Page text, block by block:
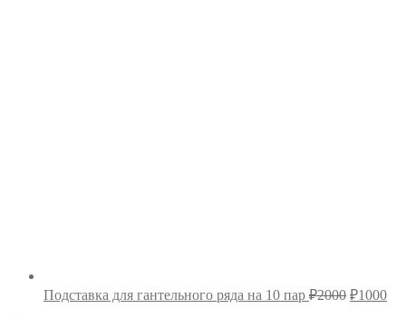
Подставка для гантельного ряда на 10 пар ₽2000 ₽1000